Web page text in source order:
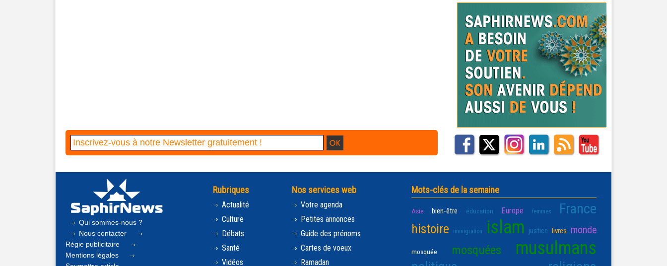
Qui sommes-nous ?
Nous contacter
Régie publicitaire
Mentions légales
Rubriques
Actualité
Culture
Débats
Santé
Vidéos
Nos services web
Votre agenda
Petites annonces
Guide des prénoms
Cartes de voeux
Ramadan
Mots-clés de la semaine
Asie bien-être éducation Europe femmes France
histoire immigration islam justice livres monde
mosquée mosquées musulmans